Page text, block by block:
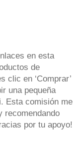
en esta
de
clic en ‘Comprar’
una pequeña
Esta comisión me
recomendando
por tu apoyo!